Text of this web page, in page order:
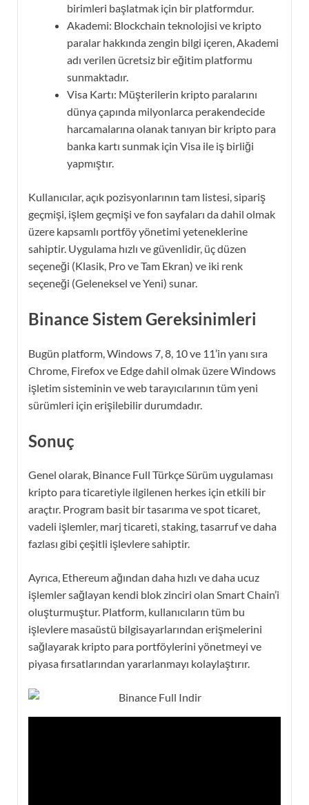
birimleri başlatmak için bir platformdur.
Akademi: Blockchain teknolojisi ve kripto
paralar hakkında zengin bilgi içeren, Akademi
adı verilen ücretsiz bir eğitim platformu
sunmaktadır.
Visa Kartı: Müşterilerin kripto paralarını
dünya çapında milyonlarca perakendecide
harcamalarına olanak tanıyan bir kripto para
banka kartı sunmak için Visa ile iş birliği
yapmıştır.
Kullanıcılar, açık pozisyonlarının tam listesi, sipariş
geçmişi, işlem geçmişi ve fon sayfaları da dahil olmak
üzere kapsamlı portföy yönetimi yeteneklerine
sahiptir. Uygulama hızlı ve güvenlidir, üç düzen
seçeneği (Klasik, Pro ve Tam Ekran) ve iki renk
seçeneği (Geleneksel ve Yeni) sunar.
Binance Sistem Gereksinimleri
Bugün platform, Windows 7, 8, 10 ve 11’in yanı sıra
Chrome, Firefox ve Edge dahil olmak üzere Windows
işletim sisteminin ve web tarayıcılarının tüm yeni
sürümleri için erişilebilir durumdadır.
Sonuç
Genel olarak, Binance Full Türkçe Sürüm uygulaması
kripto para ticaretiyle ilgilenen herkes için etkili bir
araçtır. Program basit bir tasarıma ve spot ticaret,
vadeli işlemler, marj ticareti, staking, tasarruf ve daha
fazlası gibi çeşitli işlevlere sahiptir.
Ayrıca, Ethereum ağından daha hızlı ve daha ucuz
işlemler sağlayan kendi blok zinciri olan Smart Chain’i
oluşturmuştur. Platform, kullanıcıların tüm bu
işlevlere masaüstü bilgisayarlarından erişmelerini
sağlayarak kripto para portföylerini yönetmeyi ve
piyasa fırsatlarından yararlanmayı kolaylaştırır.